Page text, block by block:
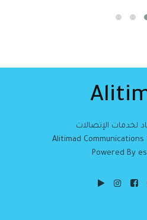
لخدمات الإتصالات
Alitimad Communications
Powered By